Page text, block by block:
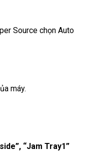
Source chọn Auto
máy.
“Jam Tray1”